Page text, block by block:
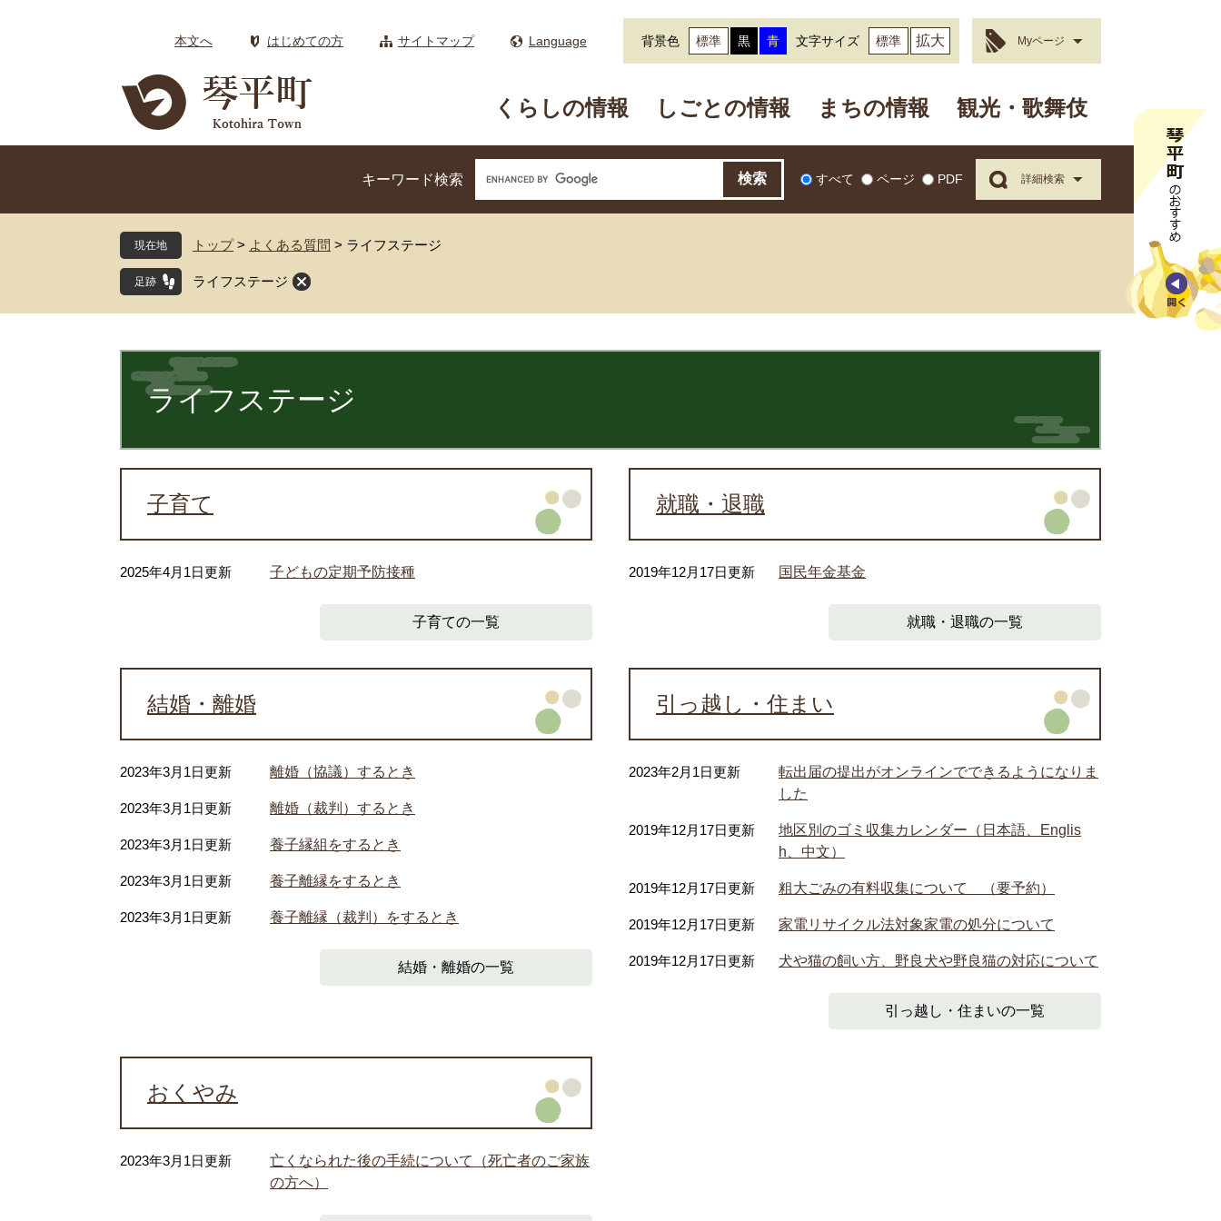
本文へ はじめての方 サイトマップ Language 背景色 標準 黒 青 文字サイズ 標準 拡大 Myページ
くらしの情報 しごとの情報 まちの情報 観光・歌舞伎
キーワード検索 すべて ページ PDF 詳細検索
現在地 トップ > よくある質問 > ライフステージ
ライフステージ
文
ライフステージ
子育て
2025年4月1日更新 子どもの定期予防接種
子育ての一覧
就職・退職
2019年12月17日更新 国民年金基金
就職・退職の一覧
結婚・離婚
2023年3月1日更新 離婚（協議）するとき
2023年3月1日更新 離婚（裁判）するとき
2023年3月1日更新 養子縁組をするとき
2023年3月1日更新 養子離縁をするとき
2023年3月1日更新 養子離縁（裁判）をするとき
結婚・離婚の一覧
引っ越し・住まい
2023年2月1日更新
転出届の提出がオンラインでできるようになりま
した
2019年12月17日更新
地区別のゴミ収集カレンダー（日本語、Englis
h、中文）
2019年12月17日更新 粗大ごみの有料収集について （要予約）
2019年12月17日更新 家電リサイクル法対象家電の処分について
2019年12月17日更新 犬や猫の飼い方、野良犬や野良猫の対応について
引っ越し・住まいの一覧
おくやみ
2023年3月1日更新
亡くなられた後の手続について（死亡者のご家族
の方へ）